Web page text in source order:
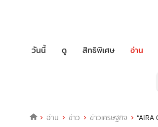
วันนี้ ดู สิทธิพิเศษ อ่าน
อ่าน ข่าว ข่าวเศรษฐกิจ